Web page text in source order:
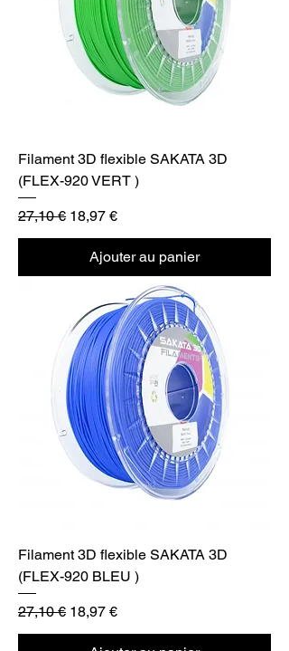
Filament 3D flexible SAKATA 3D
(FLEX-920 VERT )
Prix original
27,10 € Prix promotionnel
18,97 €
Ajouter au panier
Filament 3D flexible SAKATA 3D
(FLEX-920 BLEU )
Prix original
27,10 € Prix promotionnel
18,97 €